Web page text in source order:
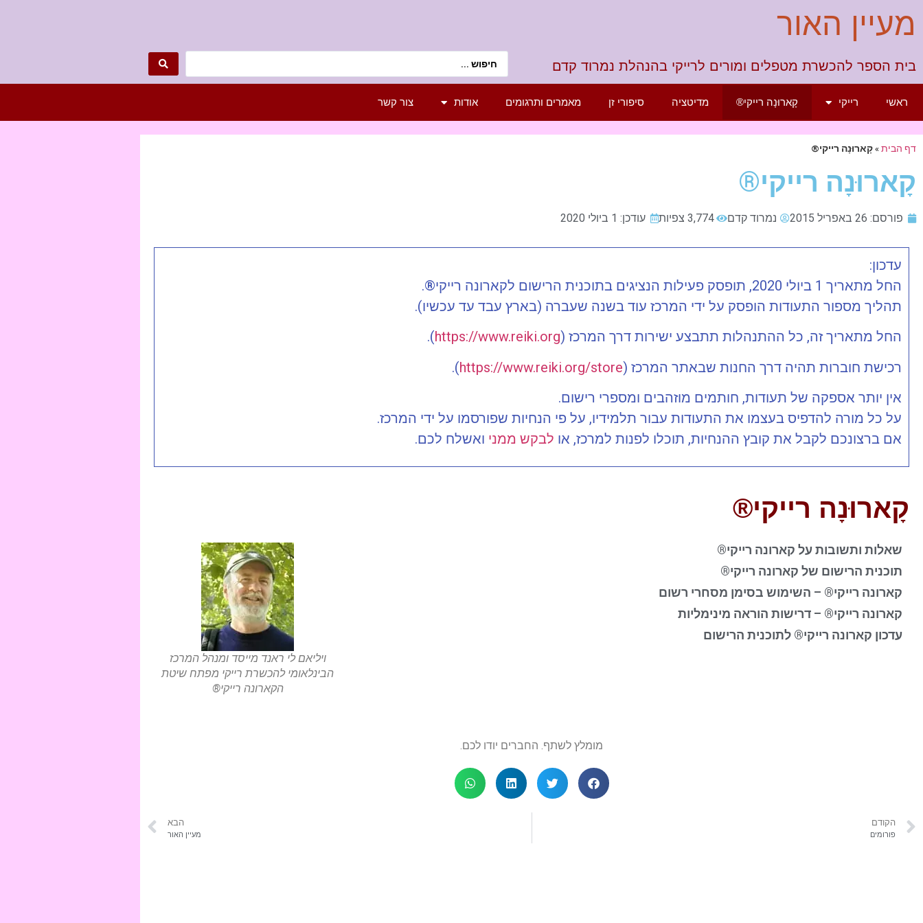
מעיין האור
בית הספר להכשרת מטפלים ומורים לרייקי בהנהלת נמרוד קדם
ראשי רייקי קָארוּנָה רייקי® מדיטציה סיפורי זן מאמרים ותרגומים אודות צור קשר
דף הבית»קָארוּנָה רייקי®
קָארוּנָה רייקי®
פורסם: 26 באפריל 2015 נמרוד קדם 3,774 צפיות עודכן: 1 ביולי 2020
עדכון:
החל מתאריך 1 ביולי 2020, תופסק פעילות הנציגים בתוכנית הרישום לקארונה רייקי®.
תהליך מספור התעודות הופסק על ידי המרכז עוד בשנה שעברה (בארץ עבד עד עכשיו).
החל מתאריך זה, כל ההתנהלות תתבצע ישירות דרך המרכז (https://www.reiki.org
).
רכישת חוברות תהיה דרך החנות שבאתר המרכז (https://www.reiki.org/store
).
אין יותר אספקה של תעודות, חותמים מוזהבים ומספרי רישום.
על כל מורה להדפיס בעצמו את התעודות עבור תלמידיו, על פי הנחיות שפורסמו על ידי המרכז.
אם ברצונכם לקבל את קובץ ההנחיות, תוכלו לפנות למרכז, או לבקש ממני ואשלח לכם.
קָארוּנָה רייקי®
שאלות ותשובות על קארונה רייקי®
תוכנית הרישום של קארונה רייקי®
קארונה רייקי® – השימוש בסימן מסחרי רשום
קארונה רייקי® – דרישות הוראה מינימליות
עדכון קארונה רייקי® לתוכנית הרישום
ויליאם לי ראנד מייסד ומנהל המרכז
הבינלאומי להכשרת רייקי מפתח שיטת
הקארונה רייקי®
מומלץ לשתף. החברים יודו לכם.
הקודם
פורומים
הבא
מעיין האור